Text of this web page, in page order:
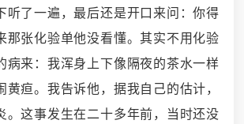
听了一遍，最后还是开口来问：你得
那张化验单他没看懂。其实不用化验
病来：我浑身上下像隔夜的茶水一样
黄疸。我告诉他，据我自己的估计，
。这事发生在二十多年前，当时还没